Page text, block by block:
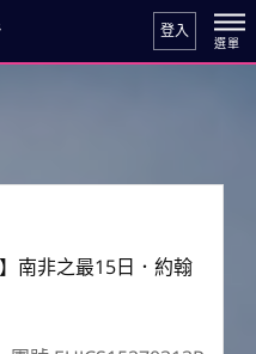
登入
南非之最15日．約翰